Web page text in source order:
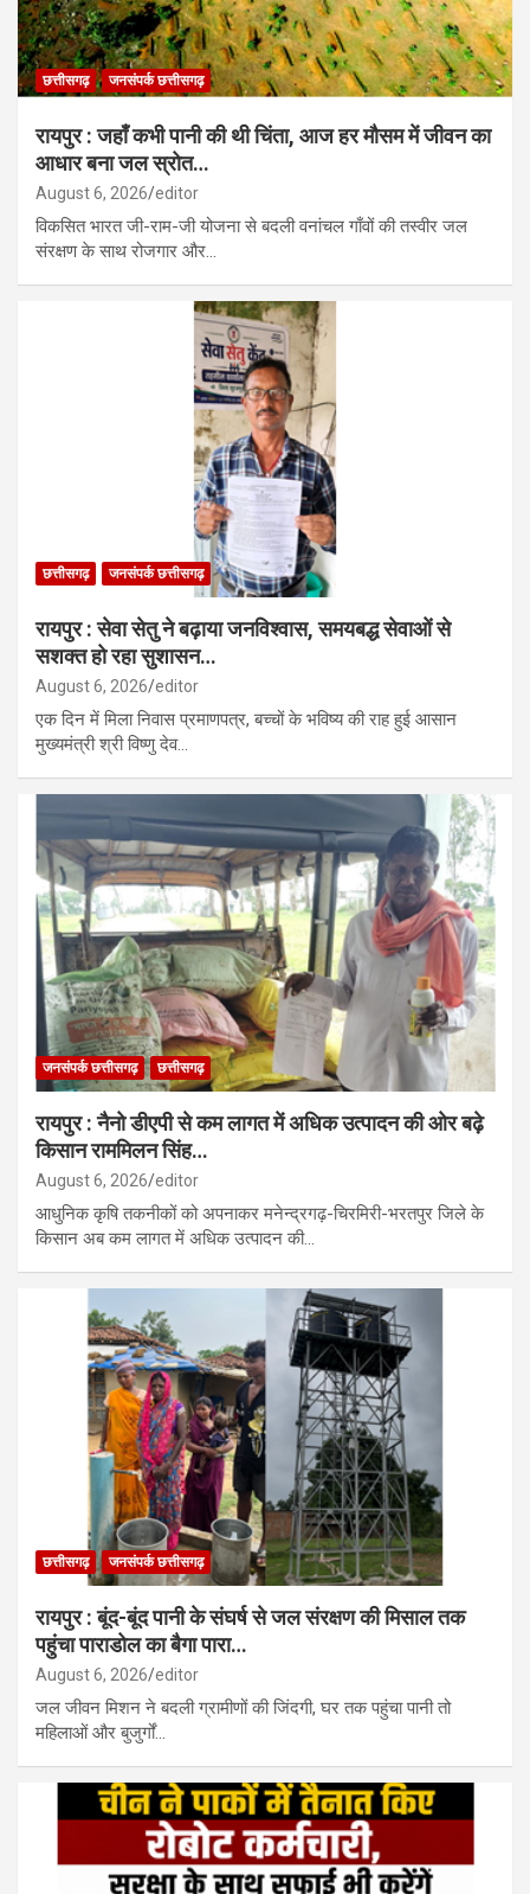
छत्तीसगढ़ जनसंपर्क छत्तीसगढ़
रायपुर : जहाँ कभी पानी की थी चिंता, आज हर मौसम में जीवन का
आधार बना जल स्रोत…
August 6, 2026 editor
विकसित भारत जी-राम-जी योजना से बदली वनांचल गाँवों की तस्वीर जल
संरक्षण के साथ रोजगार और…
छत्तीसगढ़ जनसंपर्क छत्तीसगढ़
रायपुर : सेवा सेतु ने बढ़ाया जनविश्वास, समयबद्ध सेवाओं से
सशक्त हो रहा सुशासन…
August 6, 2026 editor
एक दिन में मिला निवास प्रमाणपत्र, बच्चों के भविष्य की राह हुई आसान
मुख्यमंत्री श्री विष्णु देव…
जनसंपर्क छत्तीसगढ़ छत्तीसगढ़
रायपुर : नैनो डीएपी से कम लागत में अधिक उत्पादन की ओर बढ़े
किसान राममिलन सिंह…
August 6, 2026 editor
आधुनिक कृषि तकनीकों को अपनाकर मनेन्द्रगढ़-चिरमिरी-भरतपुर जिले के
किसान अब कम लागत में अधिक उत्पादन की…
छत्तीसगढ़ जनसंपर्क छत्तीसगढ़
रायपुर : बूंद-बूंद पानी के संघर्ष से जल संरक्षण की मिसाल तक
पहुंचा पाराडोल का बैगा पारा…
August 6, 2026 editor
जल जीवन मिशन ने बदली ग्रामीणों की जिंदगी, घर तक पहुंचा पानी तो
महिलाओं और बुजुर्गों…